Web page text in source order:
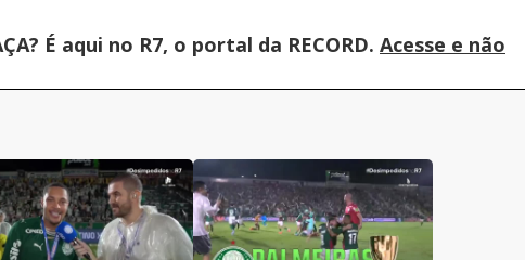
É aqui no R7, o portal da RECORD. Acesse e não